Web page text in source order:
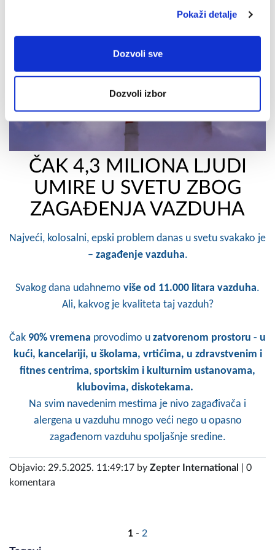
Pokaži detalje
Dozvoli sve
Dozvoli izbor
ČAK 4,3 MILIONA LJUDI
UMIRE U SVETU ZBOG
ZAGAĐENJA VAZDUHA
Najveći, kolosalni, epski problem danas u svetu svakako je
– zagađenje vazduha.
Svakog dana udahnemo više od 11.000 litara vazduha.
Ali, kakvog je kvaliteta taj vazduh?
Čak 90% vremena provodimo u zatvorenom prostoru - u
kući, kancelariji, u školama, vrtićima, u zdravstvenim i
fitnes centrima, sportskim i kulturnim ustanovama,
klubovima, diskotekama.
Na svim navedenim mestima je nivo zagađivača i
alergena u vazduhu mnogo veći nego u opasno
zagađenom vazduhu spoljašnje sredine.
Objavio: 29.5.2025. 11:49:17 by Zepter International
| 0
komentara
1 - 2